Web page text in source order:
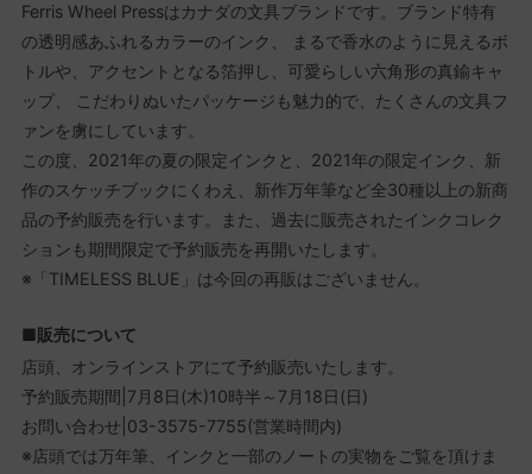
Ferris Wheel Pressはカナダの文具ブランドです。ブランド特有
の透明感あふれるカラーのインク、 まるで香水のように見えるボ
トルや、アクセントとなる箔押し、可愛らしい六角形の真鍮キャ
ップ、 こだわりぬいたパッケージも魅力的で、たくさんの文具フ
ァンを虜にしています。
この度、2021年の夏の限定インクと、2021年の限定インク、新
作のスケッチブックにくわえ、新作万年筆など全30種以上の新商
品の予約販売を行います。また、過去に販売されたインクコレク
ションも期間限定で予約販売を再開いたします。
※「TIMELESS BLUE」は今回の再販はございません。
■販売について
店頭、オンラインストアにて予約販売いたします。
予約販売期間|7月8日(木)10時半～7月18日(日)
お問い合わせ|03-3575-7755(営業時間内)
※店頭では万年筆、インクと一部のノートの実物をご覧を頂けま